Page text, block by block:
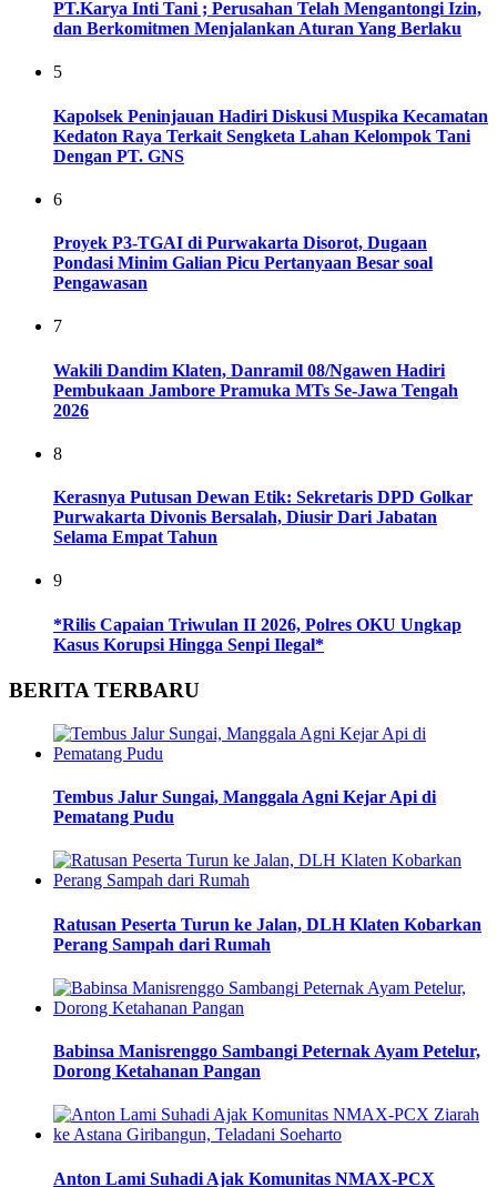
PT.Karya Inti Tani ; Perusahan Telah Mengantongi Izin,
dan Berkomitmen Menjalankan Aturan Yang Berlaku
5
Kapolsek Peninjauan Hadiri Diskusi Muspika Kecamatan
Kedaton Raya Terkait Sengketa Lahan Kelompok Tani
Dengan PT. GNS
6
Proyek P3-TGAI di Purwakarta Disorot, Dugaan
Pondasi Minim Galian Picu Pertanyaan Besar soal
Pengawasan
7
Wakili Dandim Klaten, Danramil 08/Ngawen Hadiri
Pembukaan Jambore Pramuka MTs Se-Jawa Tengah
2026
8
Kerasnya Putusan Dewan Etik: Sekretaris DPD Golkar
Purwakarta Divonis Bersalah, Diusir Dari Jabatan
Selama Empat Tahun
9
*Rilis Capaian Triwulan II 2026, Polres OKU Ungkap
Kasus Korupsi Hingga Senpi Ilegal*
BERITA TERBARU
Tembus Jalur Sungai, Manggala Agni Kejar Api di
Pematang Pudu
Ratusan Peserta Turun ke Jalan, DLH Klaten Kobarkan
Perang Sampah dari Rumah
Babinsa Manisrenggo Sambangi Peternak Ayam Petelur,
Dorong Ketahanan Pangan
Anton Lami Suhadi Ajak Komunitas NMAX-PCX